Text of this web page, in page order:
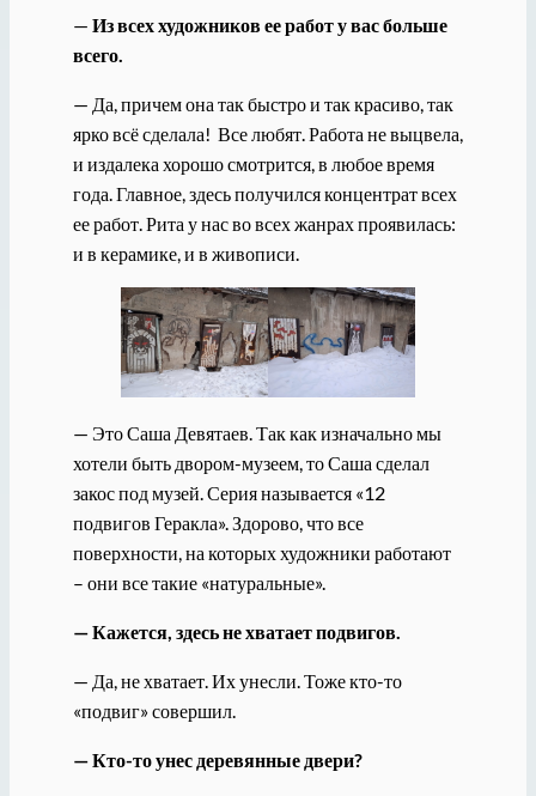
— Из всех художников ее работ у вас больше
всего.
— Да, причем она так быстро и так красиво, так
ярко всё сделала! Все любят. Работа не выцвела,
и издалека хорошо смотрится, в любое время
года. Главное, здесь получился концентрат всех
ее работ. Рита у нас во всех жанрах проявилась:
и в керамике, и в живописи.
— Это Саша Девятаев. Так как изначально мы
хотели быть двором-музеем, то Саша сделал
закос под музей. Серия называется «12
подвигов Геракла». Здорово, что все
поверхности, на которых художники работают
– они все такие «натуральные».
— Кажется, здесь не хватает подвигов.
— Да, не хватает. Их унесли. Тоже кто-то
«подвиг» совершил.
— Кто-то унес деревянные двери?